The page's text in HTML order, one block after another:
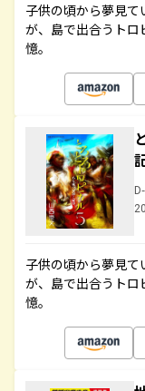
子供の頃から夢見
が、島で出合うト
憶。
子供の頃から夢見
が、島で出合うト
憶。